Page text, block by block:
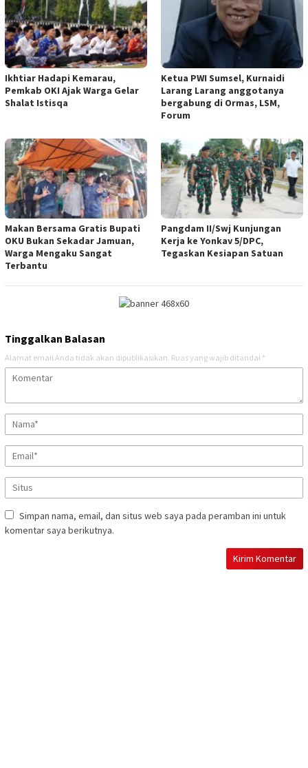
Ikhtiar Hadapi Kemarau,
Pemkab OKI Ajak Warga Gelar
Shalat Istisqa
Ketua PWI Sumsel, Kurnaidi
Larang Larang anggotanya
bergabung di Ormas, LSM,
Forum
Makan Bersama Gratis Bupati
OKU Bukan Sekadar Jamuan,
Warga Mengaku Sangat
Terbantu
Pangdam II/Swj Kunjungan
Kerja ke Yonkav 5/DPC,
Tegaskan Kesiapan Satuan
Tinggalkan Balasan
Alamat email Anda tidak akan dipublikasikan. Ruas yang wajib ditandai *
Simpan nama, email, dan situs web saya pada peramban ini untuk
komentar saya berikutnya.